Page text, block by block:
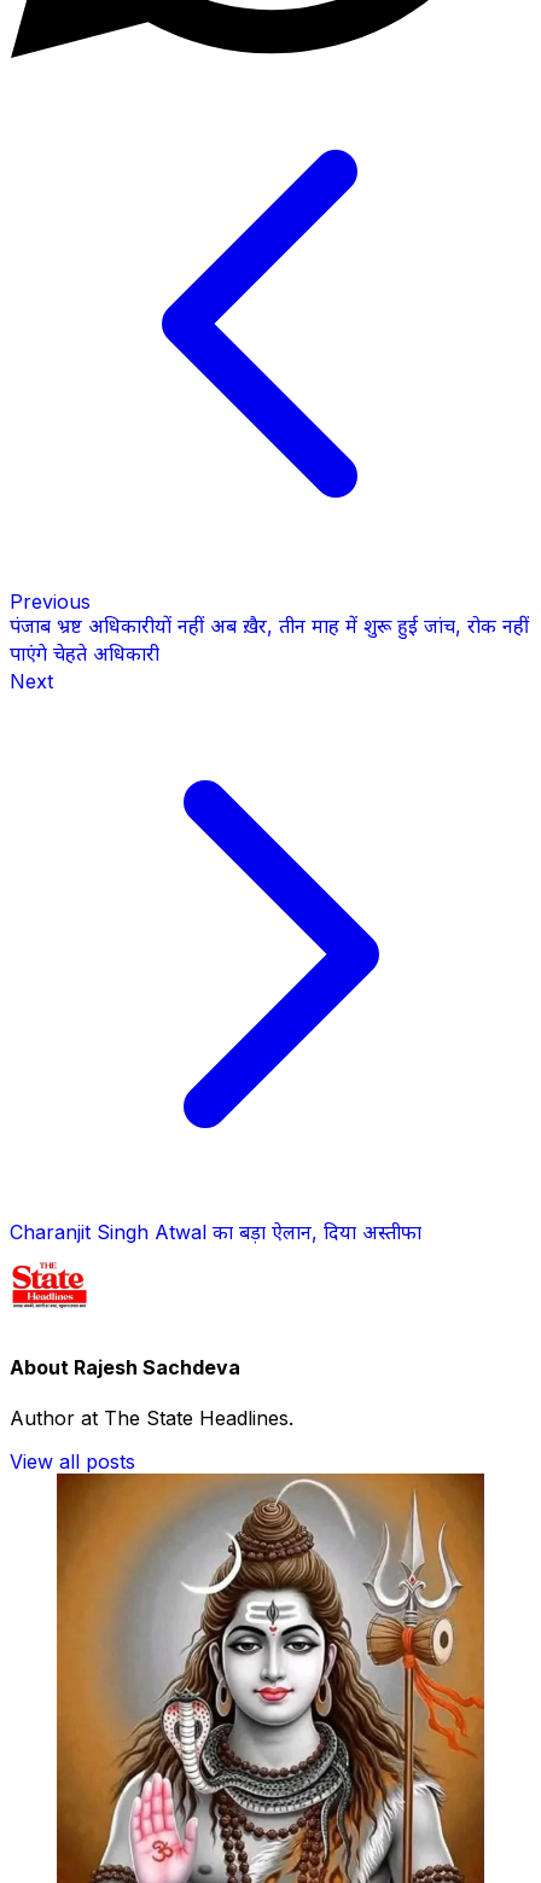
Previous
पंजाब भ्रष्ट अधिकारीयों नहीं अब ख़ैर, तीन माह में शुरू हुई जांच, रोक नहीं
पाएंगे चेहते अधिकारी
Next
Charanjit Singh Atwal का बड़ा ऐलान, दिया अस्तीफा
About Rajesh Sachdeva
Author at The State Headlines.
View all posts